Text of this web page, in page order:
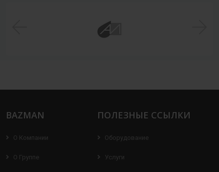
BAZMAN
О Компании
О Группе
ПОЛЕЗНЫЕ ССЫЛКИ
Оборудование
Услуги